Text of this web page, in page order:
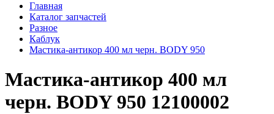
Главная
Каталог запчастей
Разное
Каблук
Мастика-антикор 400 мл черн. BODY 950
Мастика-антикор 400 мл
черн. BODY 950 12100002